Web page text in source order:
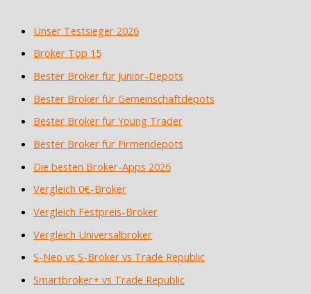
Unser Testsieger 2026
Broker Top 15
Bester Broker für Junior-Depots
Bester Broker für Gemeinschaftdepots
Bester Broker für Young Trader
Bester Broker für Firmendepots
Die besten Broker-Apps 2026
Vergleich 0€-Broker
Vergleich Festpreis-Broker
Vergleich Universalbroker
S-Neo vs S-Broker vs Trade Republic
Smartbroker+ vs Trade Republic